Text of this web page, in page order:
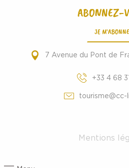
ABONNEZ-
JE M'ABONNE
7 Avenue du Pont de
+33 4 68
tourisme@cc-
Mentions